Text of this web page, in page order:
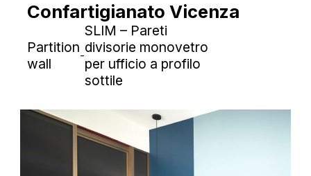
Confartigianato Vicenza
Partition
wall
-
SLIM – Pareti
divisorie monovetro
per ufficio a profilo
sottile